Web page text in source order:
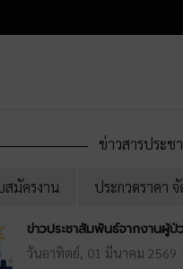
ข่าวสารประช
สมัครงาน ประกวดราคา
ข่าวประชาสัมพันธ์จากงานผู้
วันอาทิตย์, 01 มีนาคม 2569